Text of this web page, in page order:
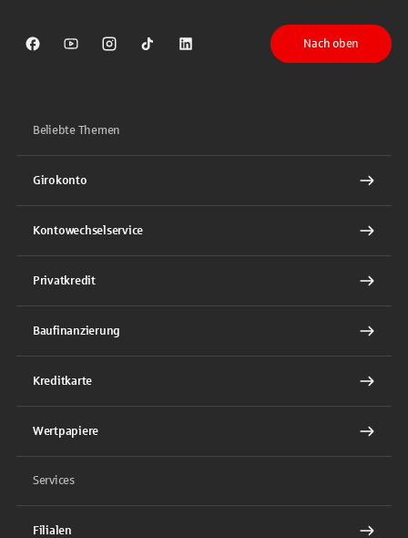
Sparkasse auf Facebook
Sparkasse auf Youtube
Sparkasse auf Instagram
Sparkasse auf TikTok
Sparkasse auf LinkedIn
Nach oben
Beliebte Themen
Girokonto
Kontowechselservice
Privatkredit
Baufinanzierung
Kreditkarte
Wertpapiere
Services
Filialen